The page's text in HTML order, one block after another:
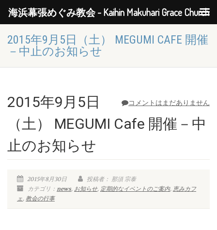
2015年9月5日（土） MEGUMI CAFE 開催
－中止のお知らせ
コメントはまだありません
2015年9月5日
（土） MEGUMI Cafe 開催－中
止のお知らせ
2015年8月30日
投稿者： 那須 宗泰
カテゴリ： news, お知らせ, 定期的なイベントのご案内,恵みカフ
ェ, 教会の行事
海浜幕張めぐみ教会 - Kaihin Makuhari Grace Church